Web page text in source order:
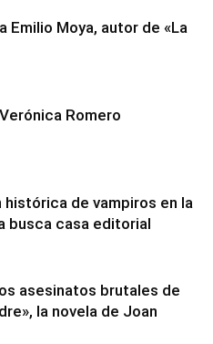
Emilio Moya, autor de «La
Romero
histórica de vampiros en la
busca casa editorial
asesinatos brutales de
la novela de Joan